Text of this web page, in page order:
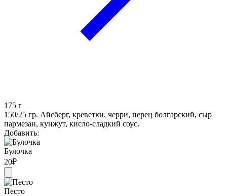
175 г
150/25 гр. Айсберг, креветки, черри, перец болгарский, сыр
пармезан, кунжут, кисло-сладкий соус.
Добавить:
Булочка
20₽
Песто